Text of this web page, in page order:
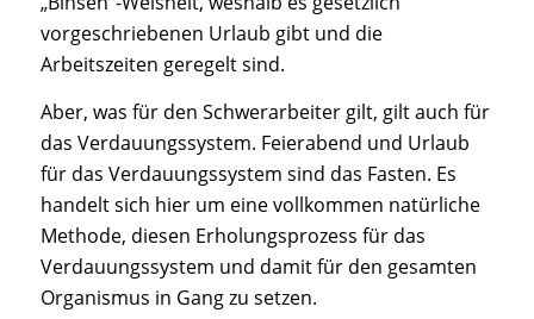
vorgeschriebenen Urlaub gibt und die
Arbeitszeiten geregelt sind.
Aber, was für den Schwerarbeiter gilt, gilt auch für
das Verdauungssystem. Feierabend und Urlaub
für das Verdauungssystem sind das Fasten. Es
handelt sich hier um eine vollkommen natürliche
Methode, diesen Erholungsprozess für das
Verdauungssystem und damit für den gesamten
Organismus in Gang zu setzen.